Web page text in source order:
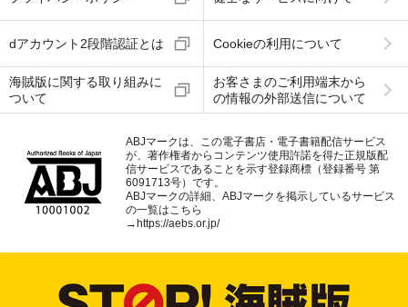
dアカウント2段階認証とは Cookieの利用について
海賊版に関する取り組みに
ついて
お客さまのご利用端末から
の情報の外部送信について
ABJマークは、この電子書店・電子書籍配信サービス
が、著作権者からコンテンツ使用許諾を得た正規版配
信サービスであることを示す登録商標（登録番号 第
6091713号）です。
ABJマークの詳細、ABJマークを掲示しているサービス
の一覧はこちら
→https://aebs.or.jp/